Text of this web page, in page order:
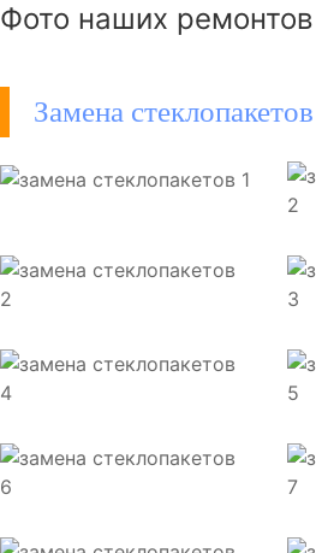
Фото наших ремонтов
Замена стеклопакетов